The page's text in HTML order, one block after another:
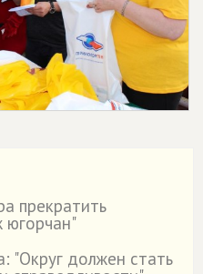
прекратить
югорчан"
"Округ должен стать